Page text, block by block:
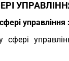
управління
сфері